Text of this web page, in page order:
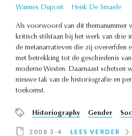
Wannes Dupont Henk De Smaele
Als voorwoord van dit themanummer
kritisch stilstaan bij het werk van drie
de metanarratieven die zij overerfden
met betrekking tot de geschiedenis
moderne Westen. Daarnaast schetsen
nieuwe tak van de historiografie en
toekomst.
Historiography Gender
2008 3-4 LEES VERDER